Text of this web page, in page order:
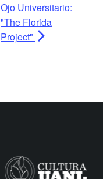
Ojo Universitario:
"The Florida
Project"